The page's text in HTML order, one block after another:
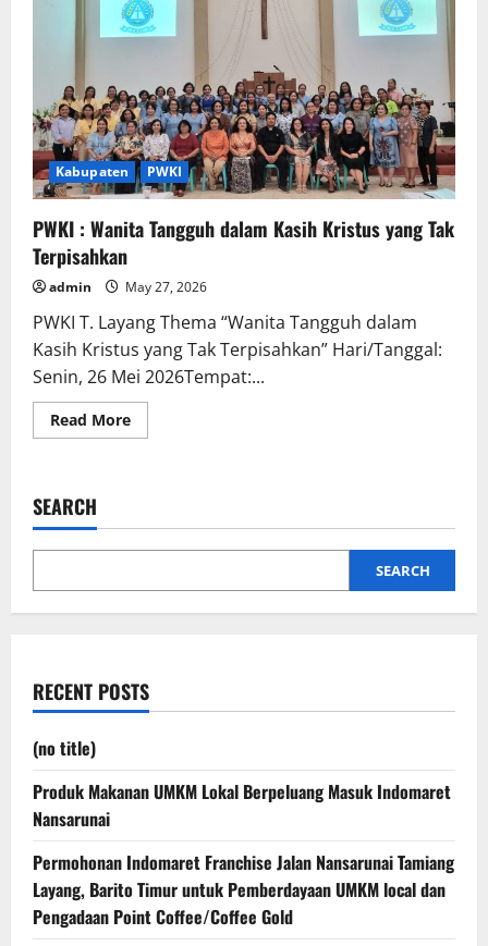
Kabupaten PWKI
PWKI : Wanita Tangguh dalam Kasih Kristus yang Tak
Terpisahkan
admin May 27, 2026
PWKI T. Layang Thema “Wanita Tangguh dalam
Kasih Kristus yang Tak Terpisahkan” Hari/Tanggal:
Senin, 26 Mei 2026Tempat:...
Read MoreRead
more
dalam
Kristus
Tak
SEARCH
SEARCH
RECENT POSTS
(no title)
Produk Makanan UMKM Lokal Berpeluang Masuk Indomaret
Nansarunai
Permohonan Indomaret Franchise Jalan Nansarunai Tamiang
Layang, Barito Timur untuk Pemberdayaan UMKM local dan
Pengadaan Point Coffee/Coffee Gold